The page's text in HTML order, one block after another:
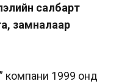
салбарт
замналаар
компани 1999 онд